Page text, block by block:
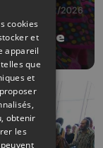
17/02/2026
de
cookies
et
appareil
que
et
obtenir
les
peuvent